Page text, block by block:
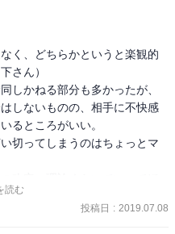
く、どちらかというと楽観的
さん）
しかねる部分も多かったが、
しないものの、相手に不快感
るところがいい。
切ってしまうのはちょっとマ
読む
投稿日 : 2019.07.08